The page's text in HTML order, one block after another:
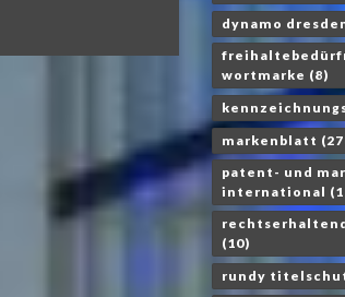
dynamo
wortmarke (8)
markenblatt
patent- und
international
(10)
rundy